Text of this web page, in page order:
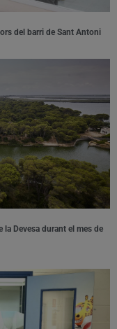
del barri de Sant Antoni
Devesa durant el mes de